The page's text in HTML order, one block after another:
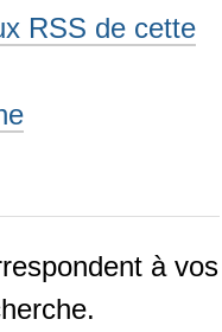
RSS de cette
à vos